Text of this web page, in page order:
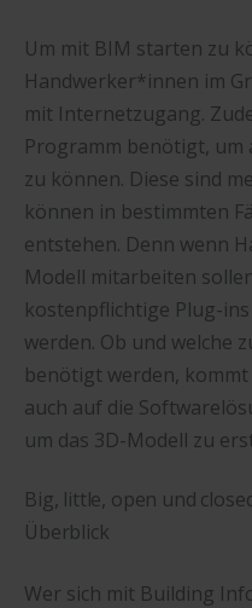
Um mit BIM starten zu
Handwerker*innen im
mit Internetzugang.
Programm benötigt, um
zu können. Diese sind
können in bestimmten
entstehen. Denn wenn
Modell mitarbeiten
kostenpflichtige Plug-
werden. Ob und welche
benötigt werden,
auch auf die
um das 3D-Modell zu
Big, little, open und
Überblick
Wer sich mit Building